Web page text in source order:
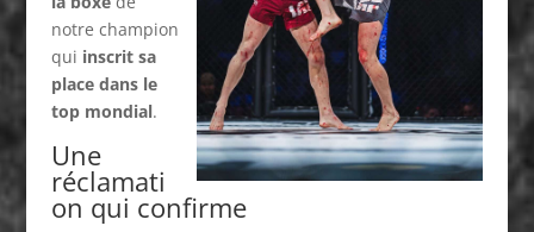
notre champion
qui inscrit sa
place dans le
top mondial.
Une
réclamati
on qui confirme